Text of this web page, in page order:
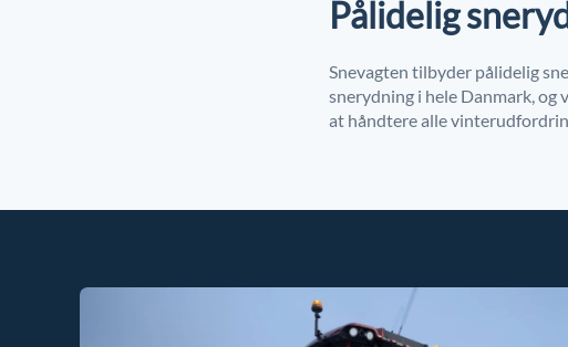
Pålidelig
Snevagten tilbyder pålidelig
snerydning i hele Danmark,
at håndtere alle